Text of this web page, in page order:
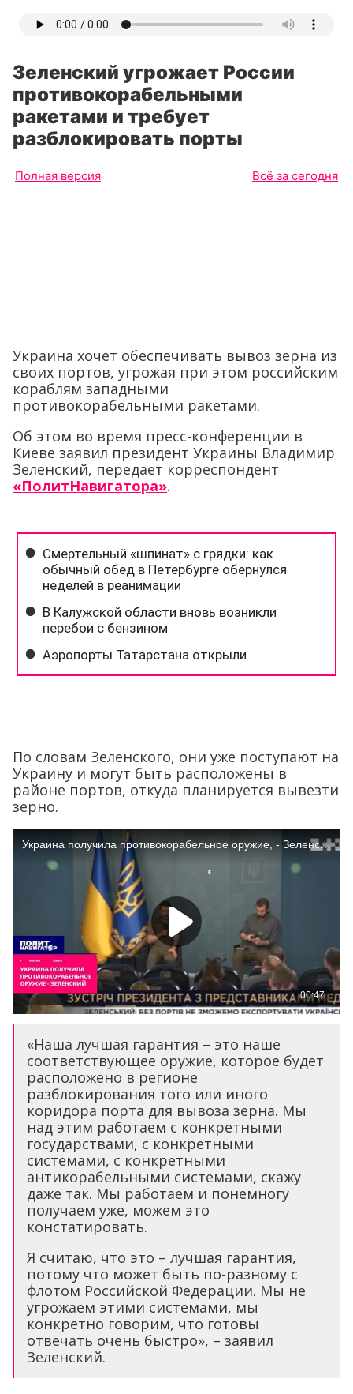
Зеленский угрожает России
противокорабельными
ракетами и требует
разблокировать порты
Полная версия Всё за сегодня
Украина хочет обеспечивать вывоз зерна из
своих портов, угрожая при этом российским
кораблям западными
противокорабельными ракетами.
Об этом во время пресс-конференции в
Киеве заявил президент Украины Владимир
Зеленский, передает корреспондент
«ПолитНавигатора».
По словам Зеленского, они уже поступают на
Украину и могут быть расположены в
районе портов, откуда планируется вывезти
зерно.
«Наша лучшая гарантия – это наше
соответствующее оружие, которое будет
расположено в регионе
разблокирования того или иного
коридора порта для вывоза зерна. Мы
над этим работаем с конкретными
государствами, с конкретными
системами, с конкретными
антикорабельными системами, скажу
даже так. Мы работаем и понемногу
получаем уже, можем это
констатировать.
Я считаю, что это – лучшая гарантия,
потому что может быть по-разному с
флотом Российской Федерации. Мы не
угрожаем этими системами, мы
конкретно говорим, что готовы
отвечать очень быстро», – заявил
Зеленский.